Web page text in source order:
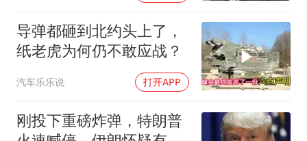
导弹都砸到北约头上了，
纸老虎为何仍不敢应战？
汽车乐乐说 打开APP
刚投下重磅炸弹，特朗普